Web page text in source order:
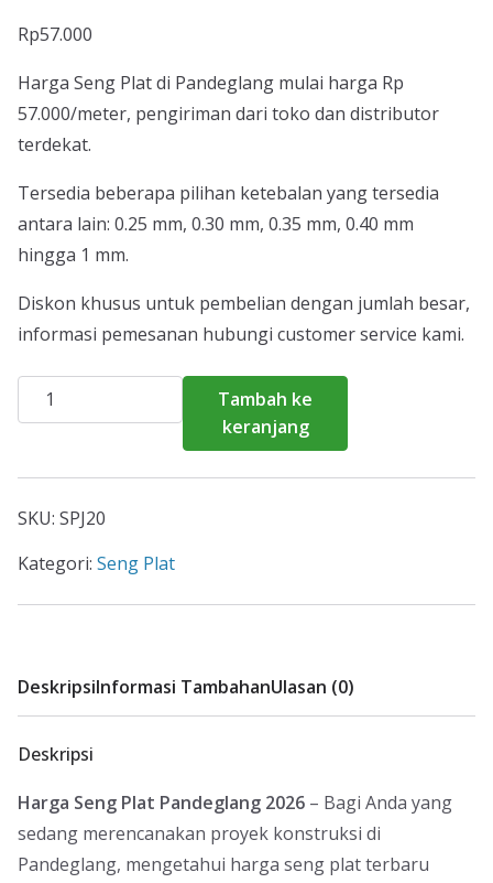
Rp57.000
Harga Seng Plat di Pandeglang mulai harga Rp
57.000/meter, pengiriman dari toko dan distributor
terdekat.
Tersedia beberapa pilihan ketebalan yang tersedia
antara lain: 0.25 mm, 0.30 mm, 0.35 mm, 0.40 mm
hingga 1 mm.
Diskon khusus untuk pembelian dengan jumlah besar,
informasi pemesanan hubungi customer service kami.
Kuantitas
Harga
2026
Tambah ke
keranjang
SKU: SPJ20
Kategori: Seng Plat
DeskripsiInformasi TambahanUlasan (0)
Deskripsi
Harga Seng Plat Pandeglang 2026 – Bagi Anda yang
sedang merencanakan proyek konstruksi di
Pandeglang, mengetahui harga seng plat terbaru